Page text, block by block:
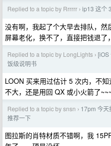
Replied to a topic by Rrrrrr › ip13 这个
没有啊，我起了个大早去排队，
屏幕老化，换不了，直接把钱退了
Replied to a topic by LongLights › [iOS
饭级说明书
LOON 买来用过估计 5 次内，不
不大，还是用回 QX 或小火箭了
Replied to a topic by snsn › 17pm 今
推荐一下
图拉斯的肖特材质不错啊，我